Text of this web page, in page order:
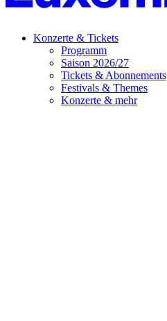
Konzerte & Tickets
Programm
Saison 2026/27
Tickets & Abonnements
Festivals & Themes
Konzerte & mehr